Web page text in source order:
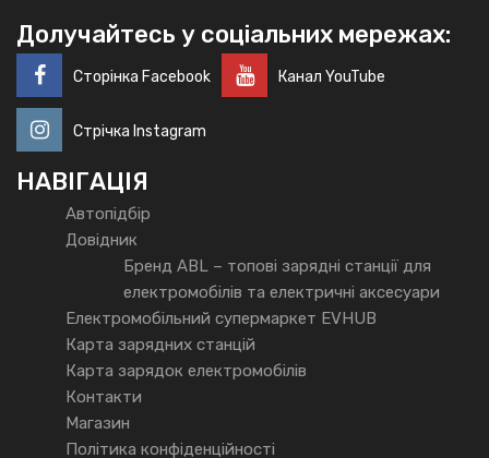
Долучайтесь у соціальних мережах:
Сторінка Facebook Канал YouTube
Стрічка Instagram
НАВІГАЦІЯ
Автопідбір
Довідник
Бренд ABL – топові зарядні станції для
електромобілів та електричні аксесуари
Електромобільний супермаркет EVHUB
Карта зарядних станцій
Карта зарядок електромобілів
Контакти
Магазин
Політика конфіденційності